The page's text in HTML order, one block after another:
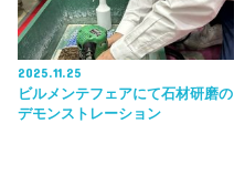
2025.11.25
ビルメンテフェアにて石材研磨の
デモンストレーション